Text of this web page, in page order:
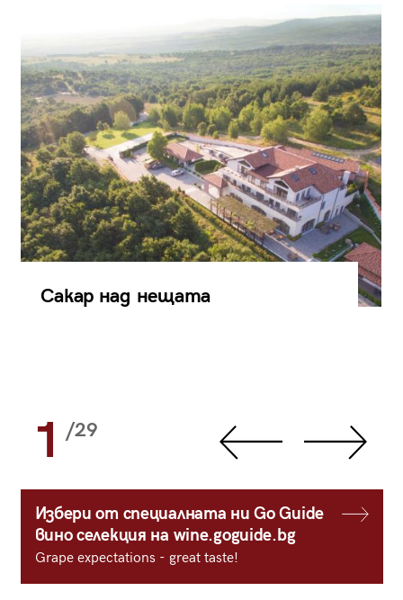
Сакар над нещата
1 /29
Избери от специалната ни Go Guide
вино селекция на wine.goguide.bg
Grape expectations - great taste!